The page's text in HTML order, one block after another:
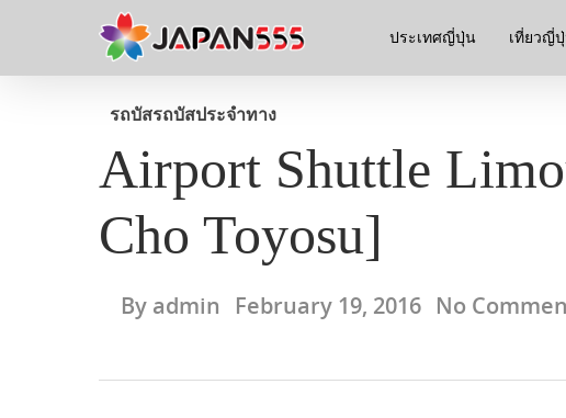
ประเทศญี่ปุ่น เที่ยวญี่
รถบัสรถบัสประจำทาง
Airport Shuttle
Cho Toyosu]
By admin February 19, 2016 No